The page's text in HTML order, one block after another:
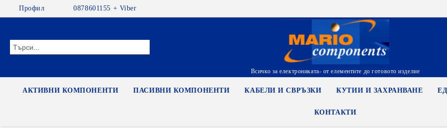
Профил 0878601155 + Viber
Всичко за електрониката- от елементите до готовото изделие
АКТИВНИ КОМПОНЕНТИ ПАСИВНИ КОМПОНЕНТИ КАБЕЛИ И СВРЪЗКИ КУТИИ И ЗАХРАНВАНЕ
КОНТАКТИ